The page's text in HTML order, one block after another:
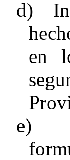
d)
en
e)